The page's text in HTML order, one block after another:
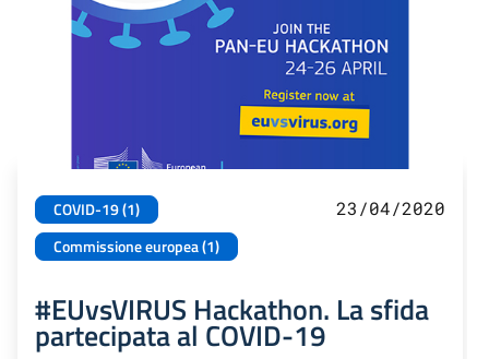
COVID-19 (1)
Commissione europea (1)
23/04/2020
#EUvsVIRUS Hackathon. La sfida
partecipata al COVID-19